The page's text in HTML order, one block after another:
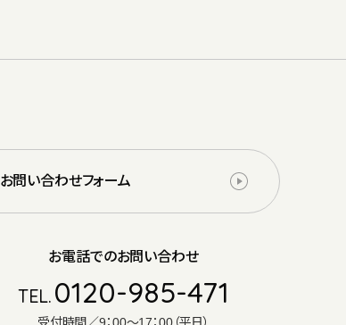
お問い合わせフォーム
お電話でのお問い合わせ
TEL. 0120-985-471